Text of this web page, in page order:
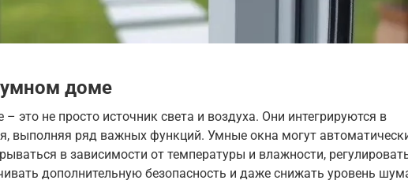
доме
это не просто источник света и воздуха. Они интегрируются в
выполняя ряд важных функций. Умные окна могут
в зависимости от температуры и влажности,
дополнительную безопасность и даже снижать уровень